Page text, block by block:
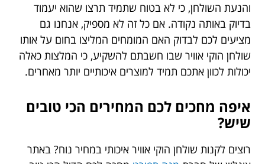
והנעת השולחן, כי לא בטוח שתמיד תרצו שהוא יעמוד
בדיוק באותה נקודה. אם כל זה לא מספיק, אנחנו גם
מציעים לכם לבדוק האם המומחים המליצו בחום על אותו
שולחן הוקי אוויר שבו חשבתם להשקיע, כי המלצות כאלה
יכולות לכוון אתכם תמיד למוצרים איכותיים יותר מאחרים.
איפה מחכים לכם המחירים הכי טובים
שיש?
רוצים לקנות שולחן הוקי אוויר איכותי במחיר נוח? באתר